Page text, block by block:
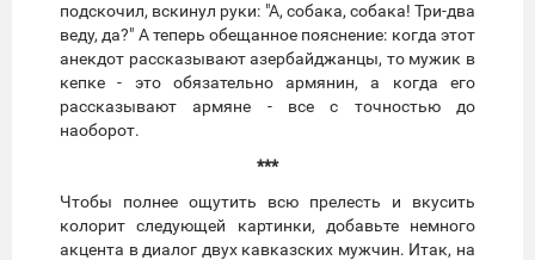
подскочил, вскинул руки: "А, собака, собака! Три-два
веду, да?" А теперь обещанное пояснение: когда этот
анекдот рассказывают азербайджанцы, то мужик в
кепке - это обязательно армянин, а когда его
рассказывают армяне - все с точностью до
наоборот.
***
Чтобы полнее ощутить всю прелесть и вкусить
колорит следующей картинки, добавьте немного
акцента в диалог двух кавказских мужчин. Итак, на